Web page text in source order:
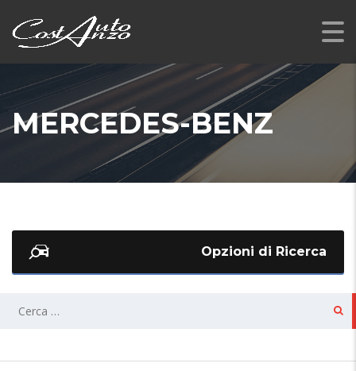
MERCEDES-BENZ
Opzioni di Ricerca